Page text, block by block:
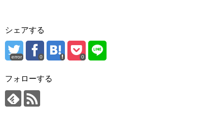
シェアする
error 0 0
フォローする